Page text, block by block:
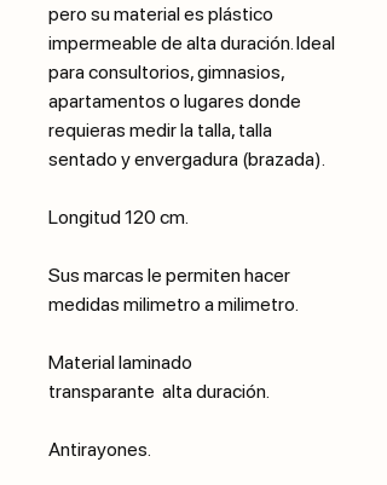
pero su material es plástico
impermeable de alta duración. Ideal
para consultorios, gimnasios,
apartamentos o lugares donde
requieras medir la talla, talla
sentado y envergadura (brazada).
Longitud 120 cm.
Sus marcas le permiten hacer
medidas milimetro a milimetro.
Material laminado
transparante alta duración.
Antirayones.